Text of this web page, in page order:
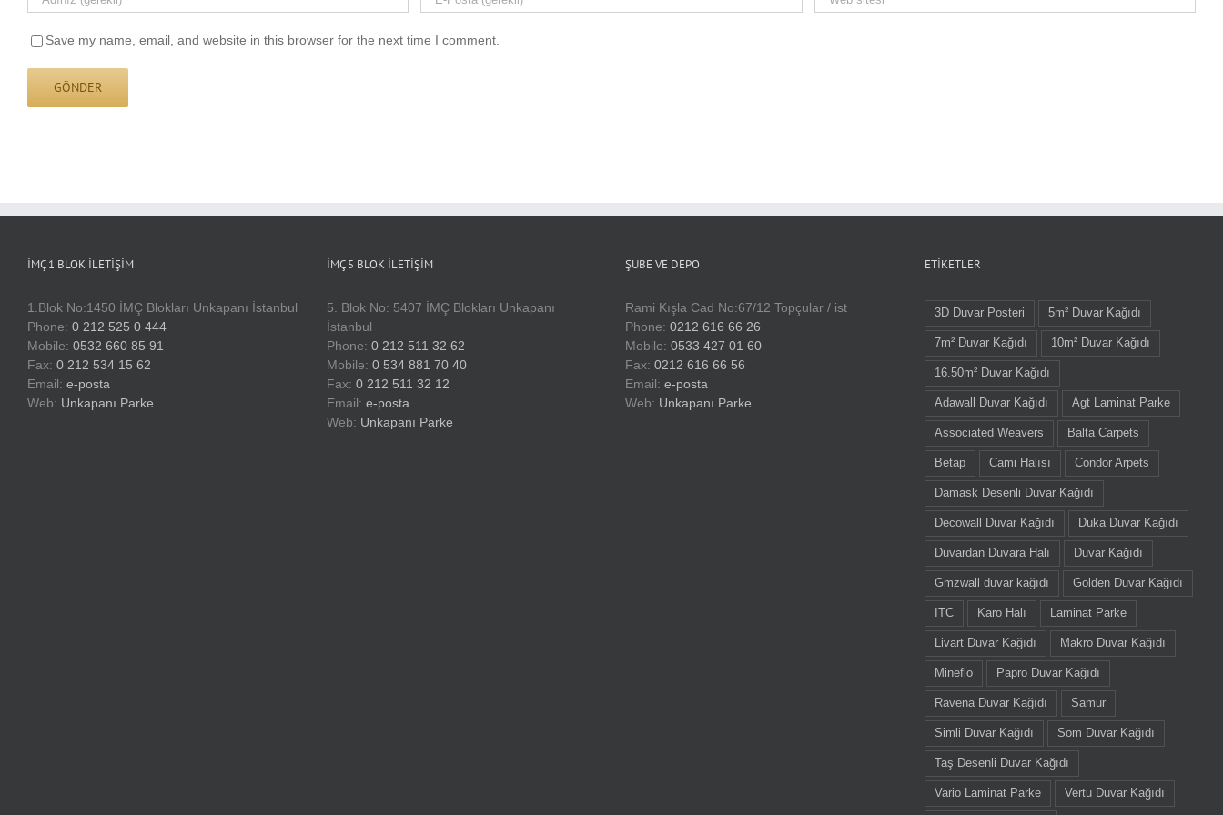
Save my name, email, and website in this browser for the next time I comment.
İMÇ 1 BLOK İLETIŞIM
1.Blok No:1450 İMÇ Blokları Unkapanı İstanbul
Phone: 0 212 525 0 444
Mobile: 0532 660 85 91
Fax: 0 212 534 15 62
Email: e-posta
Web: Unkapanı Parke
İMÇ 5 BLOK İLETIŞIM
5. Blok No: 5407 İMÇ Blokları Unkapanı
İstanbul
Phone: 0 212 511 32 62
Mobile: 0 534 881 70 40
Fax: 0 212 511 32 12
Email: e-posta
Web: Unkapanı Parke
ŞUBE VE DEPO
Rami Kışla Cad No:67/12 Topçular / ist
Phone: 0212 616 66 26
Mobile: 0533 427 01 60
Fax: 0212 616 66 56
Email: e-posta
Web: Unkapanı Parke
ETIKETLER
3D Duvar Posteri 5m² Duvar Kağıdı
7m² Duvar Kağıdı 10m² Duvar Kağıdı
16.50m² Duvar Kağıdı
Adawall Duvar Kağıdı Agt Laminat Parke
Associated Weavers Balta Carpets
Betap Cami Halısı Condor Arpets
Damask Desenli Duvar Kağıdı
Decowall Duvar Kağıdı Duka Duvar Kağıdı
Duvardan Duvara Halı Duvar Kağıdı
Gmzwall duvar kağıdı Golden Duvar Kağıdı
ITC Karo Halı Laminat Parke
Livart Duvar Kağıdı Makro Duvar Kağıdı
Mineflo Papro Duvar Kağıdı
Ravena Duvar Kağıdı Samur
Simli Duvar Kağıdı Som Duvar Kağıdı
Taş Desenli Duvar Kağıdı
Vario Laminat Parke Vertu Duvar Kağıdı